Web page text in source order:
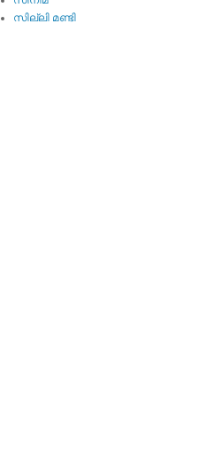
സില്ലി മണ്ടി